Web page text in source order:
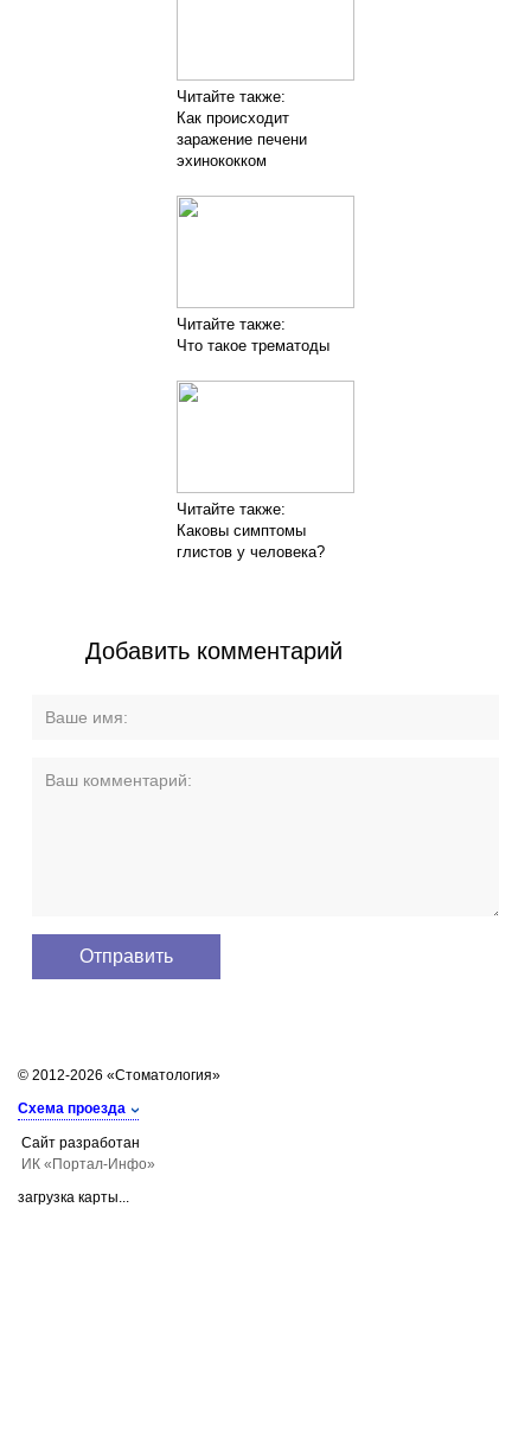
Читайте также:
Как происходит
заражение печени
эхинококком
Читайте также:
Что такое трематоды
Читайте также:
Каковы симптомы
глистов у человека?
Добавить комментарий
© 2012-2026 «Стоматология»
Схема проезда
Сайт разработан
ИК «Портал-Инфо»
загрузка карты...